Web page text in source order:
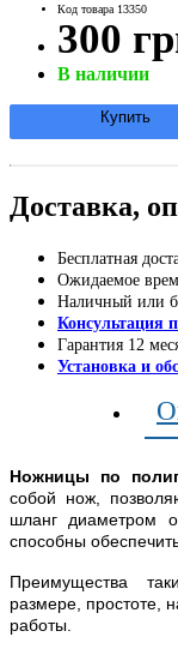
Код товара 13350
300
В наличии
Купить
Доставка,
Бесплатная
Ожидаемое
Наличный или
Консультация
Гарантия 12
Установка и
Ножницы по
собой нож,
шланг диаметром
способны
Преимущества
размере, простоте,
работы.